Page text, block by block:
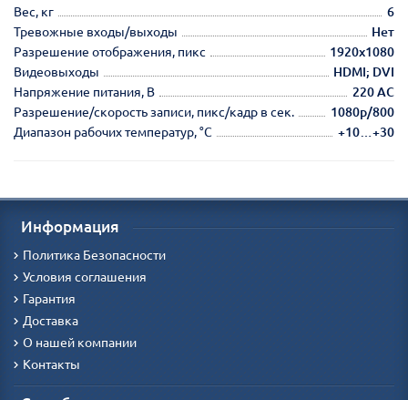
Вес, кг
6
Тревожные входы/выходы
Нет
Разрешение отображения, пикс
1920х1080
Видеовыходы
HDMI; DVI
Напряжение питания, В
220 AC
Разрешение/скорость записи, пикс/кадр в сек.
1080p/800
Диапазон рабочих температур, °С
+10…+30
Информация
Политика Безопасности
Условия соглашения
Гарантия
Доставка
О нашей компании
Контакты